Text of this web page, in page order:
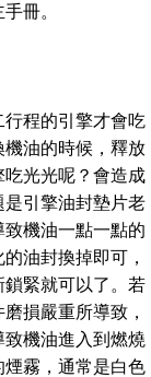
冊。
行程的引擎才會吃
油的時候，釋放
光光呢？會造成
引擎油封墊片老
機油一點一點的
油封換掉即可，
緊就可以了。若
損嚴重所導致，
機油進入到燃燒
霧，通常是白色